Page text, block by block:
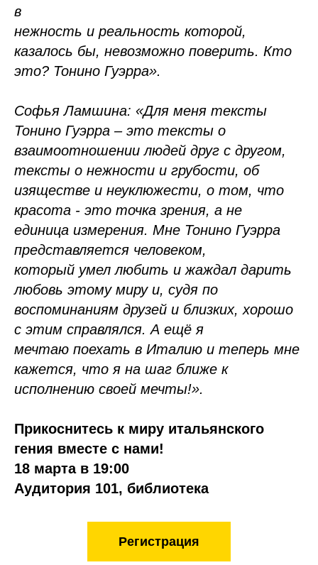
в
нежность и реальность которой,
казалось бы, невозможно поверить. Кто
это? Тонино Гуэрра».
Софья Ламшина: «Для меня тексты
Тонино Гуэрра – это тексты о
взаимоотношении людей друг с другом,
тексты о нежности и грубости, об
изяществе и неуклюжести, о том, что
красота - это точка зрения, а не
единица измерения. Мне Тонино Гуэрра
представляется человеком,
который умел любить и жаждал дарить
любовь этому миру и, судя по
воспоминаниям друзей и близких, хорошо
с этим справлялся. А ещё я
мечтаю поехать в Италию и теперь мне
кажется, что я на шаг ближе к
исполнению своей мечты!».
Прикоснитесь к миру итальянского
гения вместе с нами!
18 марта в 19:00
Аудитория 101, библиотека
Регистрация